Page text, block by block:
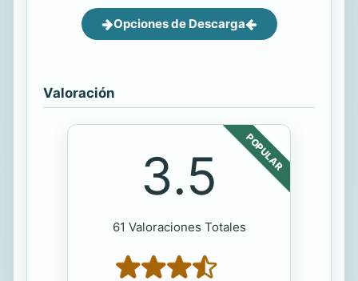
Opciones de Descarga
Valoración
POPULAR
3.5
61 Valoraciones Totales